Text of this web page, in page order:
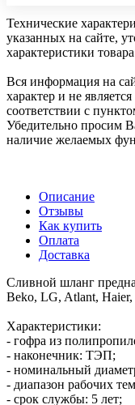
Технические
указанных на сайте,
характеристики
Вся информация на
характер и не
соответствии с
Убедительно просим
наличие желаемых
Описание
Отзывы
Как купить
Оплата
Доставка
Сливной шланг
Beko, LG, Atlant,
Характеристики:
- гофра из
- наконечник: ТЭП;
- номинальный
- диапазон рабочих
- срок службы: 5 лет;